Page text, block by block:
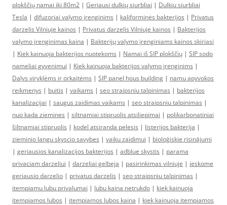
plokščių namai iki 80m2 | Geriausi dulkių siurbliai | Dulkiu siurbliai
Tesla | difuzoriai valymo įrenginims | kaliforminės bakterijos | Privatus
darzelis Vilniuje kainos | Privatus darzelis Vilniuje kainos | Bakterijos
valymo įrenginimas kaina | Bakterijų valymo įrenginiams kainos skiriasi
| Kiek kainuoja bakterijos nuotekoms | Namai iš SIP plokščių | SIP sodo
nameliai gyvenimui | Kiek kainuoja bakterijos valymo įrenginims |
Dalys viryklėms ir orkaitėms | SIP panel hous building | namu apyvokos
reikmenys | buitis | vaikams | seo straipsniu talpinimas | bakterijos
kanalizacijai | saugus zaidimas vaikams | seo straipsniu talpinimas |
nuo kada ziemines | siltnamiai stipruolis atsiliepimai | polikarbonatiniai
šiltnamiai stipruolis | kodel atsiranda pelesis | listerijos bakterija |
zieminio langu skyscio savybes | vaiku zaidimui | bioloģiskie risinājumi
| geriausios kanalizacijos bakterijos | adblue skystis | parama
privaciam darzeliui | darzeliai gelbeja | pasirinkimas vilniuje | ieskome
geriausio darzelio | privatus darzelis | seo straipsniu talpinimas |
itempiamu lubu privalumai | lubu kaina netrukdo | kiek kainuoja
itempiamos lubos | itempiamos lubos kaina | kiek kainuoja itempiamos